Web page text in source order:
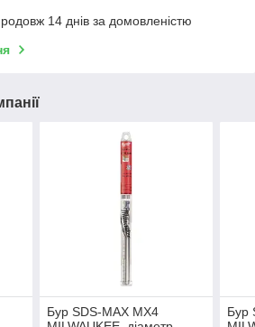
14 днів за домовленістю
Бур SDS-MAX MX4
Бур